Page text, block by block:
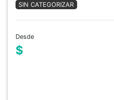
SIN CATEGORIZAR
Desde
$